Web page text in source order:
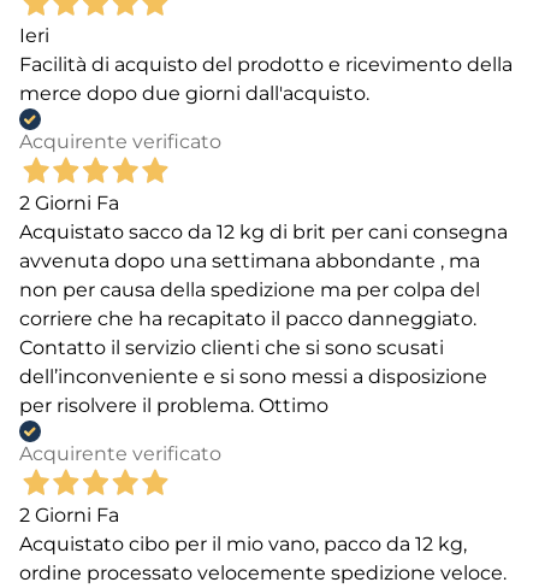
Ieri
Facilità di acquisto del prodotto e ricevimento della
merce dopo due giorni dall'acquisto.
Acquirente verificato
2 Giorni Fa
Acquistato sacco da 12 kg di brit per cani consegna
avvenuta dopo una settimana abbondante , ma
non per causa della spedizione ma per colpa del
corriere che ha recapitato il pacco danneggiato.
Contatto il servizio clienti che si sono scusati
dell’inconveniente e si sono messi a disposizione
per risolvere il problema. Ottimo
Acquirente verificato
2 Giorni Fa
Acquistato cibo per il mio vano, pacco da 12 kg,
ordine processato velocemente spedizione veloce.